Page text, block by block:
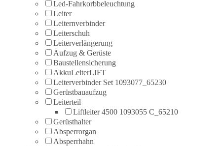
Led-Fahrkorbbeleuchtung
Leiter
Leiternverbinder
Leiterschuh
Leiterverlängerung
Aufzug & Gerüste
Baustellensicherung
AkkuLeiterLIFT
Leiterverbinder Set 1093077_65230
Gerüstbauaufzug
Leiterteil
Liftleiter 4500 1093055 C_65210
Gerüsthalter
Absperrorgan
Absperrhahn